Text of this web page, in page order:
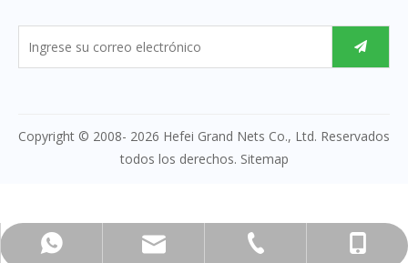
+86-15605607108
sugrand@grandnets.com
+86-551-62531962
+86-156-0560-7108
Copyright © 2008- 2026 Hefei Grand Nets Co., Ltd. Reservados
todos los derechos. Sitemap